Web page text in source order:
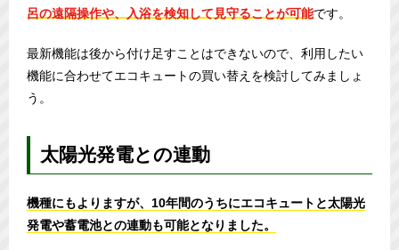
呂の遠隔操作や、入浴を検知して見守ることが可能です。
最新機能は後から付け足すことはできないので、利用したい
機能に合わせてエコキュートの買い替えを検討してみましょ
う。
太陽光発電との連動
機種にもよりますが、10年間のうちにエコキュートと太陽光
発電や蓄電池との連動も可能となりました。